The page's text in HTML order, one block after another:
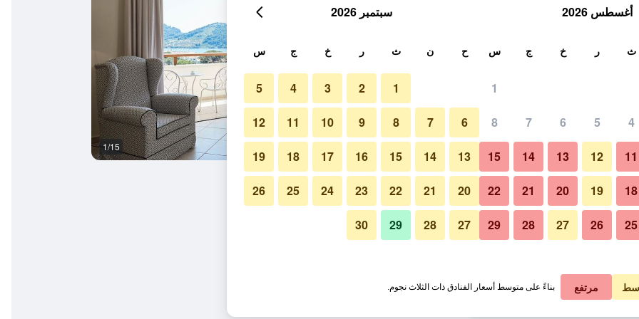
في الليلة
﷼ عرض الصفقة
﷼ عرض الصفقة
حمام 1/15
صور لـ سكياثوز ليفنج
أغسطس 2026
ث ر خ ج س
1
4
5
6
7
8
11
12
13
14
15
18
19
20
21
22
25
26
27
28
29
سبتمبر 2026
ح ن ث ر خ ج س
1
2
3
4
5
6
7
8
9
10
11
12
13
14
15
16
17
18
19
20
21
22
23
24
25
26
27
28
29
30
مرتفع بناءً على متوسط أسعار الفنادق ذات الثلاث نجوم.